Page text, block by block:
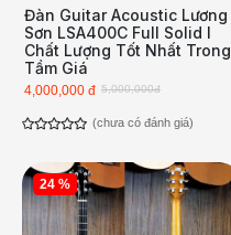
Đàn Guitar Acoustic Lương
Sơn LSA400C Full Solid l
Chất Lượng Tốt Nhất Trong
Tầm Giá
5,000,000đ
4,000,000 đ
(chưa có đánh giá)
24 %